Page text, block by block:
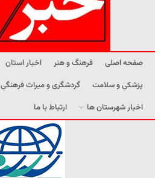
صفحه اصلی فرهنگ و هنر اخبار استان
پزشکی و سلامت
گردشگری و میراث فرهنگی
اخبار شهرستان ها
ارتباط با ما